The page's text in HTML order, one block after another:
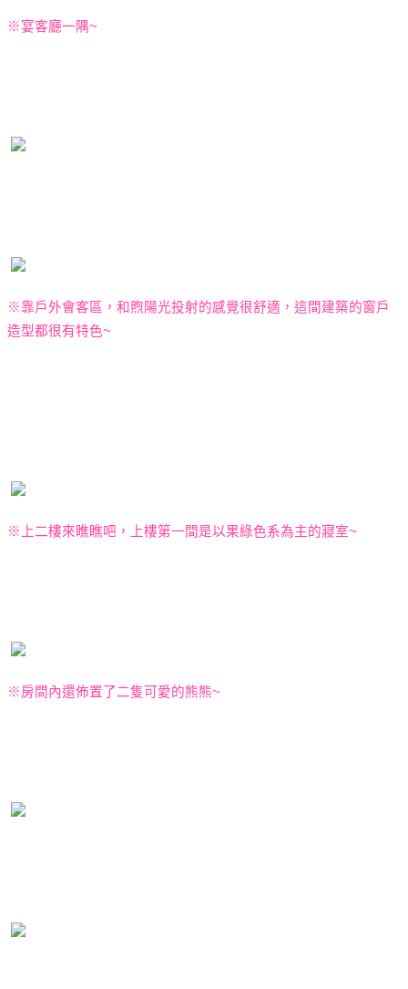
※宴客廳一隅~
※靠戶外會客區，和煦陽光投射的感覺很舒適，這間建築的窗戶
造型都很有特色~
※上二樓來瞧瞧吧，上樓第一間是以果綠色系為主的寢室~
※房間內還佈置了二隻可愛的熊熊~